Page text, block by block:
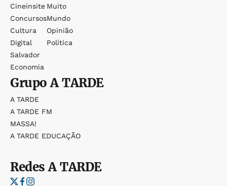
Cineinsite
Concursos
Cultura
Digital
Salvador
Economia
Muito
Mundo
Opinião
Política
GrupoA TARDE
A TARDE
A TARDE FM
MASSA!
A TARDE EDUCAÇÃO
RedesA TARDE